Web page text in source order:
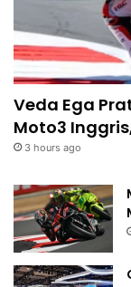
Veda Ega
Moto3
3 hours ago